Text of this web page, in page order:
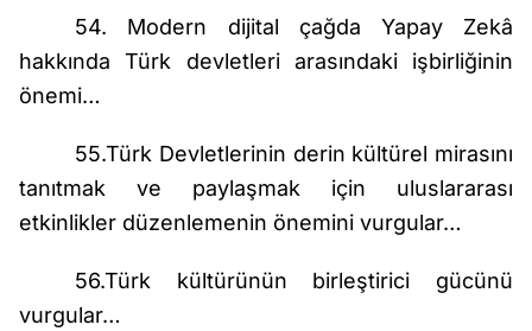
54. Modern dijital çağda Yapay Zekâ
hakkında Türk devletleri arasındaki işbirliğinin
önemi…
55.Türk Devletlerinin derin kültürel mirasını
tanıtmak ve paylaşmak için uluslararası
etkinlikler düzenlemenin önemini vurgular…
56.Türk kültürünün birleştirici gücünü
vurgular…